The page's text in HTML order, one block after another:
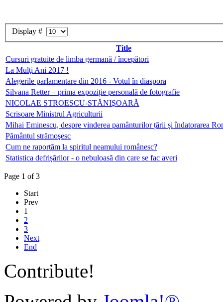
Display #
Title
Cursuri gratuite de limba germană / începători
La Mulţi Ani 2017 !
Alegerile parlamentare din 2016 - Votul în diaspora
Silvana Retter – prima expoziție personală de fotografie
NICOLAE STROESCU-STĂNIŞOARĂ
Scrisoare Ministrul Agriculturii
Mihai Eminescu, despre vinderea pamânturilor țării și îndatorarea
Pământul strămoşesc
Cum ne raportăm la spiritul neamului românesc?
Statistica defrișărilor - o nebuloasă din care se fac averi
Page 1 of 3
Start
Prev
1
2
3
Next
End
Contribute!